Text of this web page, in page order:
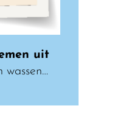
uit
wassen…